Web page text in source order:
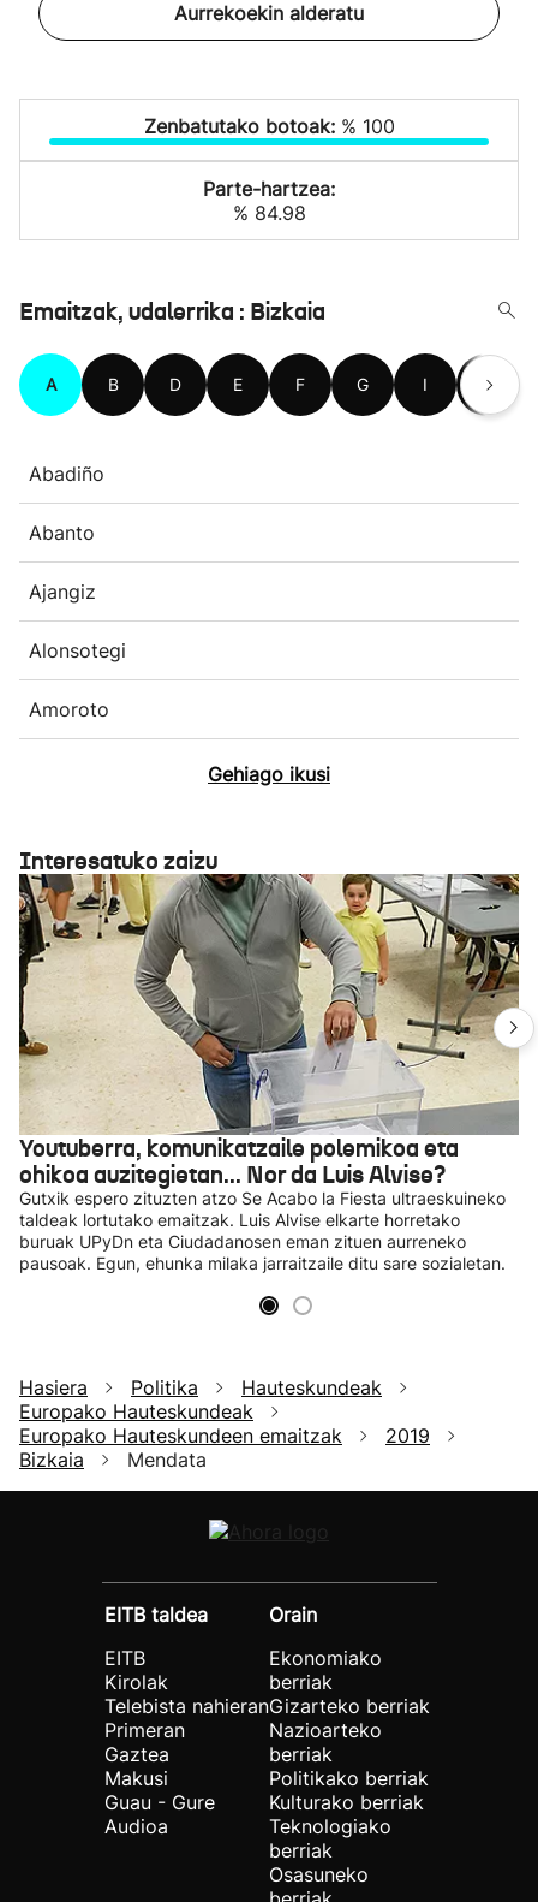
Aurrekoekin alderatu
Zenbatutako botoak: % 100
Parte-hartzea:
% 84.98
Emaitzak, udalerrika : Bizkaia
A B D E F G I J
Abadiño
Abanto
Ajangiz
Alonsotegi
Amoroto
Gehiago ikusi
Interesatuko zaizu
Youtuberra, komunikatzaile polemikoa eta
ohikoa auzitegietan... Nor da Luis Alvise?
Gutxik espero zituzten atzo Se Acabo la Fiesta ultraeskuineko
taldeak lortutako emaitzak. Luis Alvise elkarte horretako
buruak UPyDn eta Ciudadanosen eman zituen aurreneko
pausoak. Egun, ehunka milaka jarraitzaile ditu sare sozialetan.
Hasiera Politika
Hauteskundeak
Europako Hauteskundeak
Europako Hauteskundeen emaitzak
2019
Bizkaia
Mendata
EITB taldea
EITB
Kirolak
Telebista nahieran
Primeran
Gaztea
Makusi
Guau - Gure
Audioa
Orain
Ekonomiako
berriak
Gizarteko berriak
Nazioarteko
berriak
Politikako berriak
Kulturako berriak
Teknologiako
berriak
Osasuneko